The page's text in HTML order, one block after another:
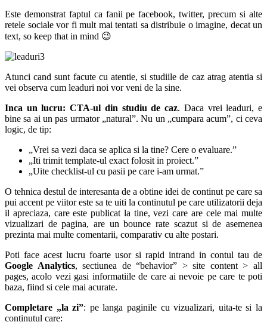
Este demonstrat faptul ca fanii pe facebook, twitter, precum si alte
retele sociale vor fi mult mai tentati sa distribuie o imagine, decat un
text, so keep that in mind 😉
Atunci cand sunt facute cu atentie, si studiile de caz atrag atentia si
vei observa cum leaduri noi vor veni de la sine.
Inca un lucru: CTA-ul din studiu de caz. Daca vrei leaduri, e
bine sa ai un pas urmator „natural”. Nu un „cumpara acum”, ci ceva
logic, de tip:
„Vrei sa vezi daca se aplica si la tine? Cere o evaluare.”
„Iti trimit template-ul exact folosit in proiect.”
„Uite checklist-ul cu pasii pe care i-am urmat.”
O tehnica destul de interesanta de a obtine idei de continut pe care sa
pui accent pe viitor este sa te uiti la continutul pe care utilizatorii deja
il apreciaza, care este publicat la tine, vezi care are cele mai multe
vizualizari de pagina, are un bounce rate scazut si de asemenea
prezinta mai multe comentarii, comparativ cu alte postari.
Poti face acest lucru foarte usor si rapid intrand in contul tau de
Google Analytics, sectiunea de “behavior” > site content > all
pages, acolo vezi gasi informatiile de care ai nevoie pe care te poti
baza, fiind si cele mai acurate.
Completare „la zi”: pe langa paginile cu vizualizari, uita-te si la
continutul care: